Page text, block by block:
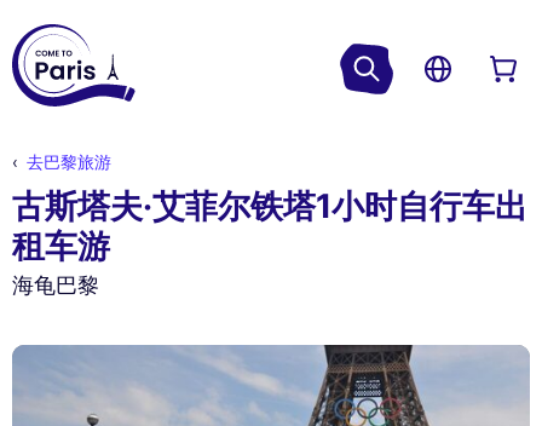
去巴黎旅游
古斯塔夫·艾菲尔铁塔1小时自行车出
租车游
海龟巴黎